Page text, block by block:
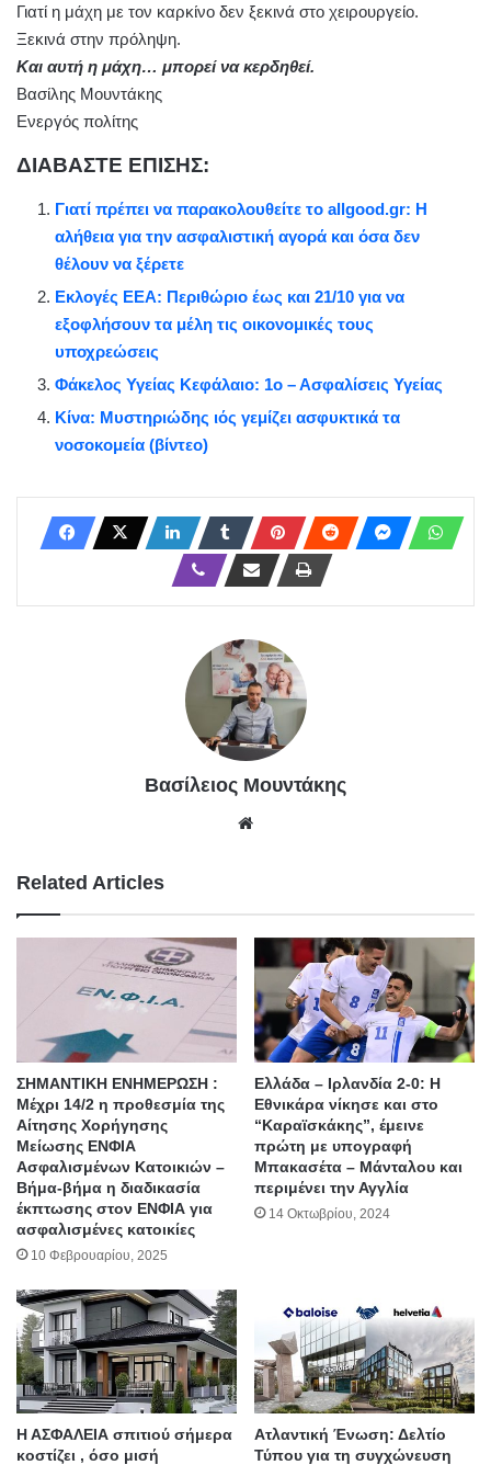
Γιατί η μάχη με τον καρκίνο δεν ξεκινά στο χειρουργείο.
Ξεκινά στην πρόληψη.
Και αυτή η μάχη… μπορεί να κερδηθεί.
Βασίλης Μουντάκης
Ενεργός πολίτης
ΔΙΑΒΑΣΤΕ ΕΠΙΣΗΣ:
Γιατί πρέπει να παρακολουθείτε το allgood.gr: Η
αλήθεια για την ασφαλιστική αγορά και όσα δεν
θέλουν να ξέρετε
Εκλογές ΕΕΑ: Περιθώριο έως και 21/10 για να
εξοφλήσουν τα μέλη τις οικονομικές τους
υποχρεώσεις
Φάκελoς Υγείας Κεφάλαιο: 1ο – Ασφαλίσεις Υγείας
Κίνα: Μυστηριώδης ιός γεμίζει ασφυκτικά τα
νοσοκομεία (βίντεο)
Βασίλειος Μουντάκης
Related Articles
ΣΗΜΑΝΤΙΚΗ ΕΝΗΜΕΡΩΣΗ :
Μέχρι 14/2 η προθεσμία της
Αίτησης Χορήγησης
Μείωσης ΕΝΦΙΑ
Ασφαλισμένων Κατοικιών –
Βήμα-βήμα η διαδικασία
έκπτωσης στον ΕΝΦΙΑ για
ασφαλισμένες κατοικίες
10 Φεβρουαρίου, 2025
Ελλάδα – Ιρλανδία 2-0: Η
Εθνικάρα νίκησε και στο
“Καραϊσκάκης”, έμεινε
πρώτη με υπογραφή
Μπακασέτα – Μάνταλου και
περιμένει την Αγγλία
14 Οκτωβρίου, 2024
Η ΑΣΦΑΛΕΙΑ σπιτιού σήμερα
κοστίζει , όσο μισή
Ατλαντική Ένωση: Δελτίο
Τύπου για τη συγχώνευση